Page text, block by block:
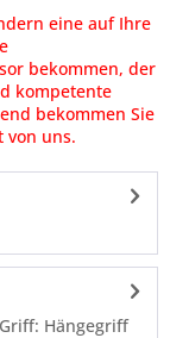
eine auf Ihre
bekommen, der
kompetente
bekommen Sie
von uns.
Hängegriff